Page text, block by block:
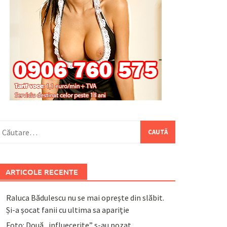
ARTICOLE RECENTE
Raluca Bădulescu nu se mai oprește din slăbit.
Și-a șocat fanii cu ultima sa apariție